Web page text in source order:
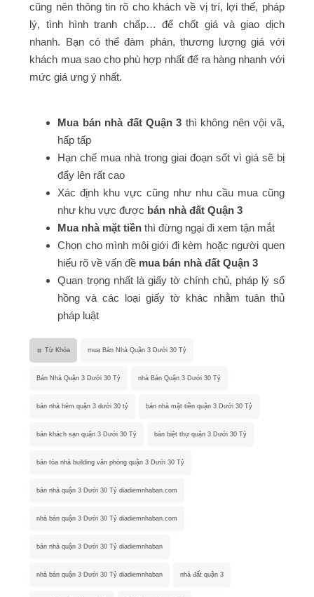
cũng nên thông tin rõ cho khách về vị trí, lợi thế, pháp
lý, tình hình tranh chấp… để chốt giá và giao dịch
nhanh. Bạn có thể đàm phán, thương lượng giá với
khách mua sao cho phù hợp nhất để ra hàng nhanh với
mức giá ưng ý nhất.
Mua bán nhà đất Quận 3 thì không nên vội vã,
hấp tấp
Hạn chế mua nhà trong giai đoạn sốt vì giá sẽ bị
đẩy lên rất cao
Xác định khu vực cũng như nhu cầu mua cũng
như khu vực được bán nhà đất Quận 3
Mua nhà mặt tiền thì đừng ngại đi xem tận mắt
Chọn cho mình môi giới đi kèm hoặc người quen
hiểu rõ về vấn đề mua bán nhà đất Quận 3
Quan trọng nhất là giấy tờ chính chủ, pháp lý sổ
hồng và các loại giấy tờ khác nhằm tuân thủ
pháp luật
Từ Khóa mua Bán Nhà Quận 3 Dưới 30 Tỷ
Bán Nhà Quận 3 Dưới 30 Tỷ nhà Bán Quận 3 Dưới 30 Tỷ
bán nhà hẻm quận 3 dưới 30 tỷ bán nhà mặt tiền quận 3 Dưới 30 Tỷ
bán khách sạn quận 3 Dưới 30 Tỷ bán biệt thự quận 3 Dưới 30 Tỷ
bán tòa nhà building văn phòng quận 3 Dưới 30 Tỷ
bán nhà quận 3 Dưới 30 Tỷ diadiemnhaban.com
nhà bán quận 3 Dưới 30 Tỷ diadiemnhaban.com
bán nhà quận 3 Dưới 30 Tỷ diadiemnhaban
nhà bán quận 3 Dưới 30 Tỷ diadiemnhaban nhà đất quận 3